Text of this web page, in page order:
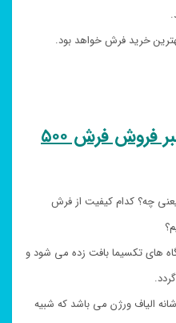
خرید فرش خواهد بود.
شناسایی برند های معتبر فروش فرش ۵۰۰
که فرش ۵۰۰ شانه یعنی چه؟ کدام کیفیت از فرش
تراکم ۱۰۰۰ روی دستگاه های تکسیما بافت زده می شود و
همچنین بهترین الیاف برای فرش ۵۰۰ شانه الیاف ورژن می باشد که شبیه